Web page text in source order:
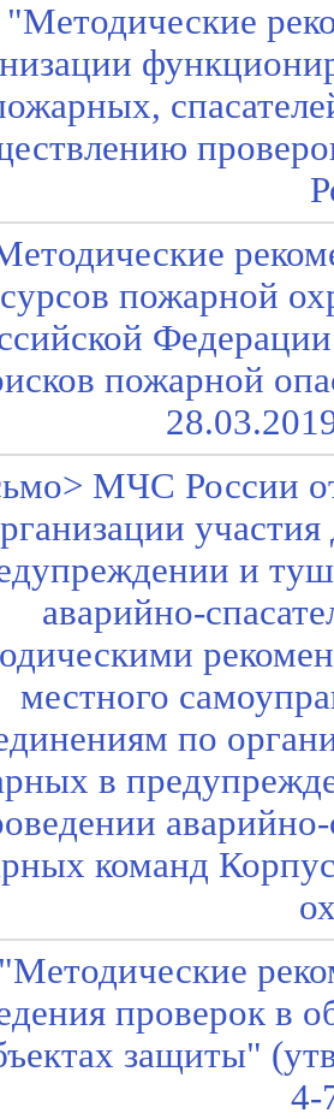
"Методические
пожарной
пожарной
МЧС России
и
аварийно-
местного
по
в
команд
"Методические
проверок в
защиты"
4-